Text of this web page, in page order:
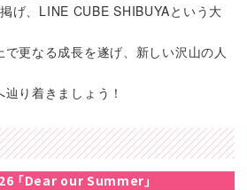
げ、LINE CUBE SHIBUYAという大
更なる成長を遂げ、新しい沢山の人
り着きましょう！
「Dear our Summer」